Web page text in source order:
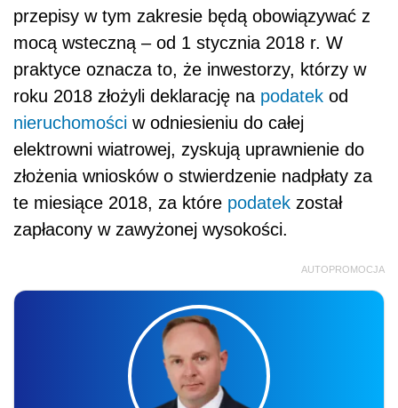
przepisy w tym zakresie będą obowiązywać z
mocą wsteczną – od 1 stycznia 2018 r. W
praktyce oznacza to, że inwestorzy, którzy w
roku 2018 złożyli deklarację na podatek od
nieruchomości w odniesieniu do całej
elektrowni wiatrowej, zyskują uprawnienie do
złożenia wniosków o stwierdzenie nadpłaty za
te miesiące 2018, za które podatek został
zapłacony w zawyżonej wysokości.
AUTOPROMOCJA